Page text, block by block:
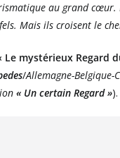
au grand cœur.
Mais ils croisent le
Le mystérieux Regard
/Allemagne-Belgique-
« Un certain Regard »).